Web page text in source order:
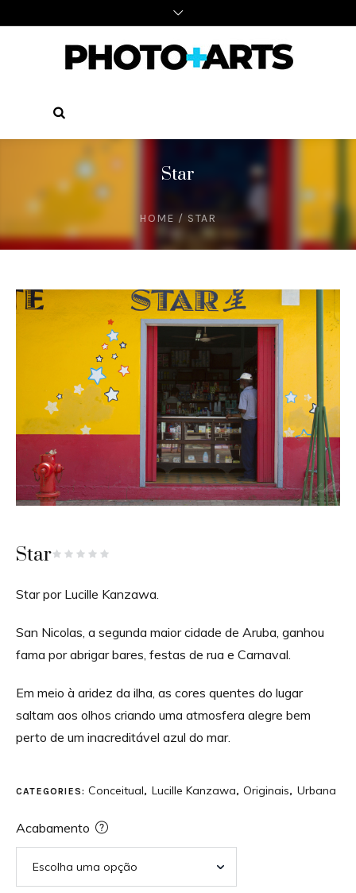
Star
HOME / STAR
Star
Star por Lucille Kanzawa.
San Nicolas, a segunda maior cidade de Aruba, ganhou
fama por abrigar bares, festas de rua e Carnaval.
Em meio à aridez da ilha, as cores quentes do lugar
saltam aos olhos criando uma atmosfera alegre bem
perto de um inacreditável azul do mar.
CATEGORIES:Conceitual, Lucille Kanzawa,Originais, Urbana
Acabamento